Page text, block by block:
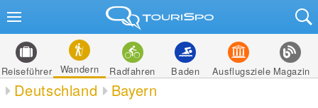
Reiseführer Wandern Radfahren Baden Ausflugsziele Magazin
Deutschland Bayern